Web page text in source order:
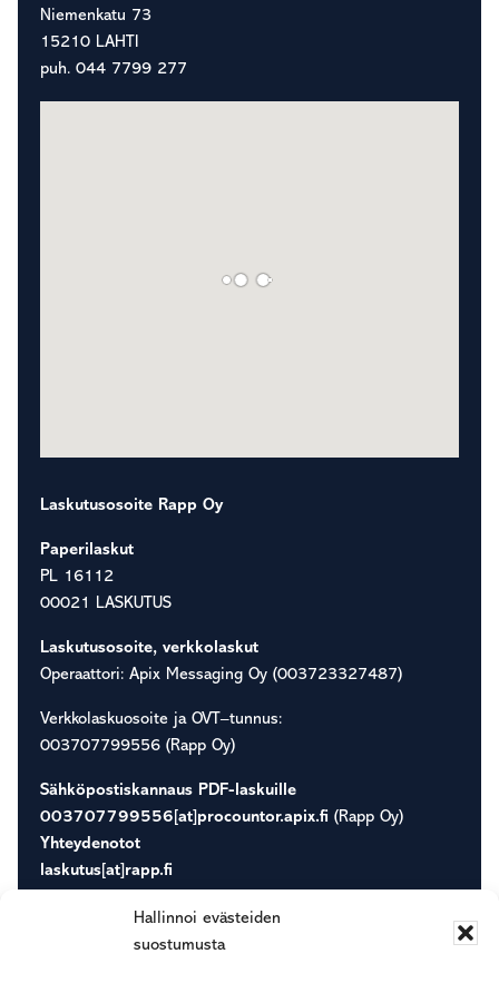
Hallinnoi evästeiden
suostumusta
Niemenkatu 73
15210 LAHTI
puh. 044 7799 277
Laskutusosoite Rapp Oy
Paperilaskut
PL 16112
00021 LASKUTUS
Laskutusosoite, verkkolaskut
Operaattori: Apix Messaging Oy (003723327487)
Verkkolaskuosoite ja OVT–tunnus:
003707799556 (Rapp Oy)
Sähköpostiskannaus PDF-laskuille
003707799556[at]procountor.apix.fi (Rapp Oy)
Yhteydenotot
laskutus[at]rapp.fi